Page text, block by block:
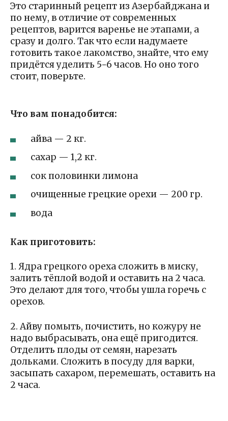
Это старинный рецепт из Азербайджана и
по нему, в отличие от современных
рецептов, варится варенье не этапами, а
сразу и долго. Так что если надумаете
готовить такое лакомство, знайте, что ему
придётся уделить 5−6 часов. Но оно того
стоит, поверьте.
Что вам понадобится:
айва — 2 кг.
сахар — 1,2 кг.
сок половинки лимона
очищенные грецкие орехи — 200 гр.
вода
Как приготовить:
1. Ядра грецкого ореха сложить в миску,
залить тёплой водой и оставить на 2 часа.
Это делают для того, чтобы ушла горечь с
орехов.
2. Айву помыть, почистить, но кожуру не
надо выбрасывать, она ещё пригодится.
Отделить плоды от семян, нарезать
дольками. Сложить в посуду для варки,
засыпать сахаром, перемешать, оставить на
2 часа.